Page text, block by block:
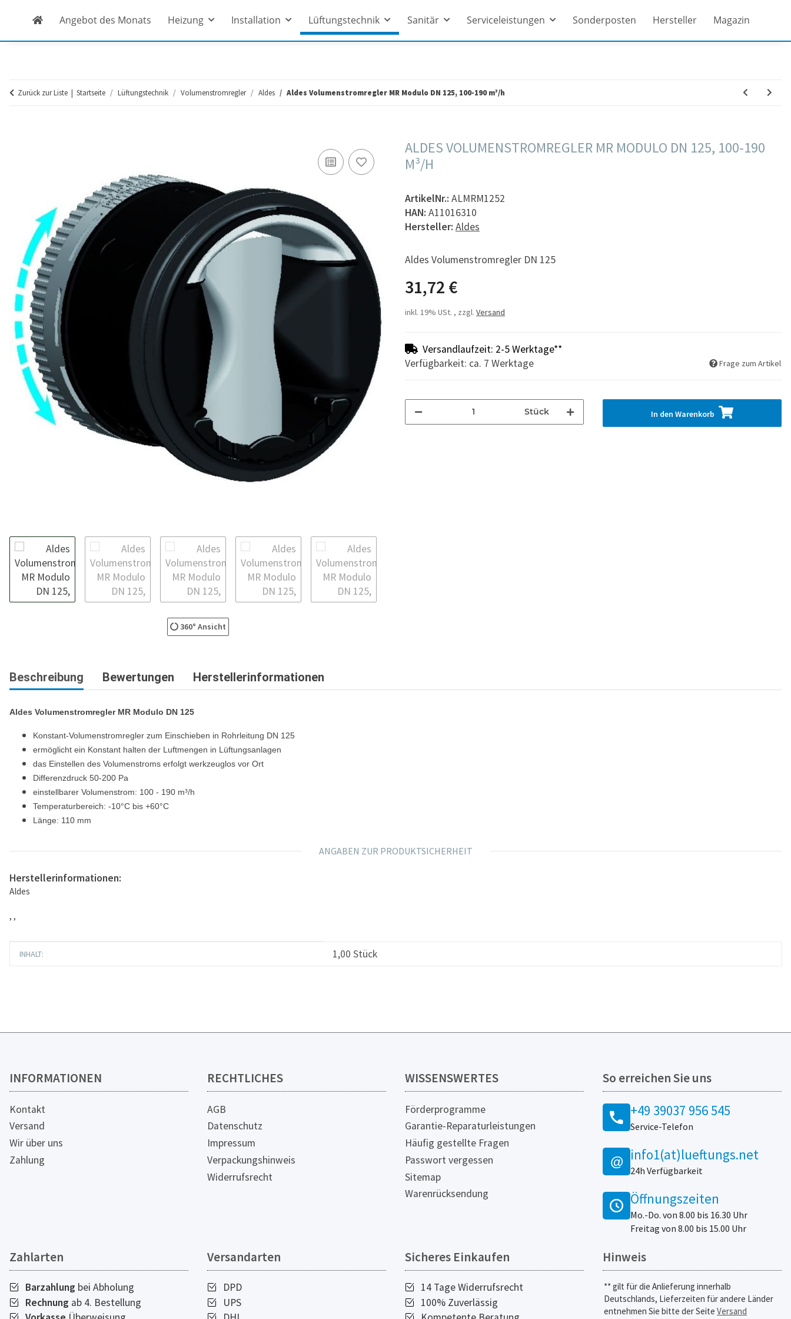
Angebot des Monats Heizung Installation Lüftungstechnik Sanitär Serviceleistungen Sonderposten Hersteller Magazin
Zurück zur Liste Startseite Lüftungstechnik Volumenstromregler Aldes Aldes Volumenstromregler MR Modulo DN 125, 100-190 m³/h
360° Ansicht
ALDES VOLUMENSTROMREGLER MR MODULO DN 125, 100-190
M³/H
ArtikelNr.: ALMRM1252
HAN: A11016310
Hersteller: Aldes
Aldes Volumenstromregler DN 125
31,72 €
inkl. 19% USt. , zzgl. Versand
Versandlaufzeit: 2-5 Werktage**
Verfügbarkeit: ca. 7 Werktage
Frage zum Artikel
Stück In den Warenkorb
Beschreibung Bewertungen Herstellerinformationen
Aldes Volumenstromregler MR Modulo DN 125
Konstant-Volumenstromregler zum Einschieben in Rohrleitung DN 125
ermöglicht ein Konstant halten der Luftmengen in Lüftungsanlagen
das Einstellen des Volumenstroms erfolgt werkzeuglos vor Ort
Differenzdruck 50-200 Pa
einstellbarer Volumenstrom: 100 - 190 m³/h
Temperaturbereich: -10°C bis +60°C
Länge: 110 mm
ANGABEN ZUR PRODUKTSICHERHEIT
Herstellerinformationen:
Aldes
, ,
Produkteigenschaft
Wert
INHALT: 1,00 Stück
INFORMATIONEN
Kontakt
Versand
Wir über uns
Zahlung
RECHTLICHES
AGB
Datenschutz
Impressum
Verpackungshinweis
Widerrufsrecht
WISSENSWERTES
Förderprogramme
Garantie-Reparaturleistungen
Häufig gestellte Fragen
Passwort vergessen
Sitemap
Warenrücksendung
So erreichen Sie uns
+49 39037 956 545
Service-Telefon
@ info1(at)lueftungs.net
24h Verfügbarkeit
Öffnungszeiten
Mo.-Do. von 8.00 bis 16.30 Uhr
Freitag von 8.00 bis 15.00 Uhr
Zahlarten
Barzahlung bei Abholung
Rechnung ab 4. Bestellung
Versandarten
DPD
UPS
Sicheres Einkaufen
14 Tage Widerrufsrecht
100% Zuverlässig
Hinweis
** gilt für die Anlieferung innerhalb
Deutschlands, Lieferzeiten für andere Länder
entnehmen Sie bitte der Seite Versand